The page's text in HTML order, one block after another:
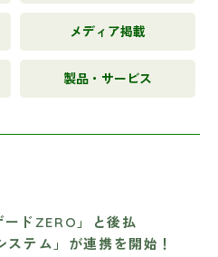
メディア掲載
製品・サービス
ドZERO」と後払
テム」が連携を開始！